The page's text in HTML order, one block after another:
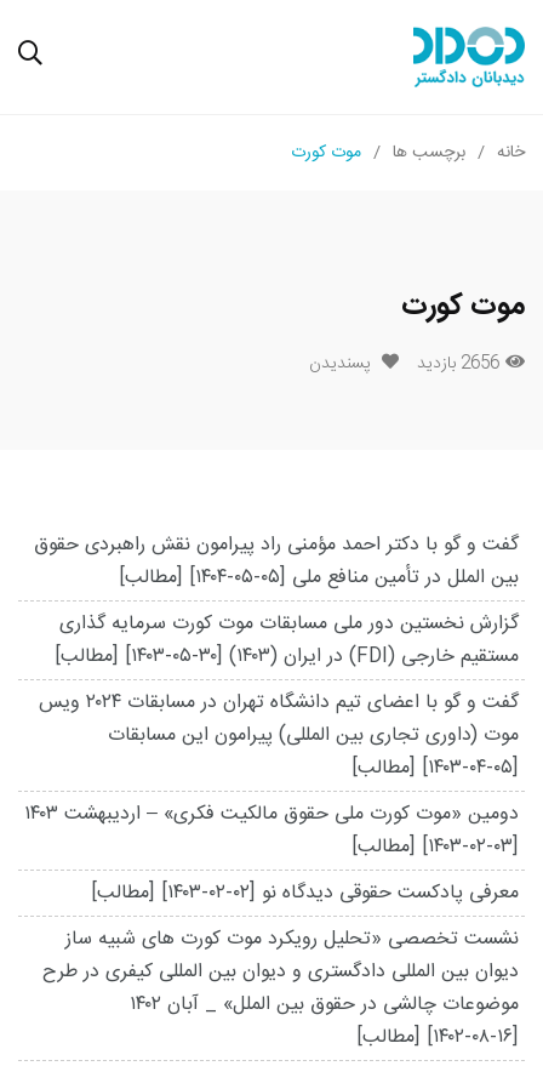
خانه برچسب ها موت کورت
موت کورت
2656 بازدید پسندیدن
گفت و گو با دکتر احمد مؤمنی راد پیرامون نقش راهبردی حقوق
بین الملل در تأمین منافع ملی [۱۴۰۴-۰۵-۰۵] [مطالب]
گزارش نخستین دور ملی مسابقات موت کورت سرمایه گذاری
مستقیم خارجی (FDI) در ایران (۱۴۰۳)
[۱۴۰۳-۰۵-۳۰] [مطالب]
گفت و گو با اعضای تیم دانشگاه تهران در مسابقات ۲۰۲۴ ویس
موت (داوری تجاری بین المللی) پیرامون این مسابقات
[۱۴۰۳-۰۴-۰۵] [مطالب]
دومین «موت کورت ملی حقوق مالکیت فکری» – اردیبهشت ۱۴۰۳
[۱۴۰۳-۰۲-۰۳] [مطالب]
معرفی پادکست حقوقی دیدگاه نو [۱۴۰۳-۰۲-۰۲] [مطالب]
نشست تخصصی «تحلیل رویکرد موت کورت های شبیه ساز
دیوان بین المللی دادگستری و دیوان بین المللی کیفری در طرح
موضوعات چالشی در حقوق بین الملل» _ آبان ۱۴۰۲
[۱۴۰۲-۰۸-۱۶] [مطالب]